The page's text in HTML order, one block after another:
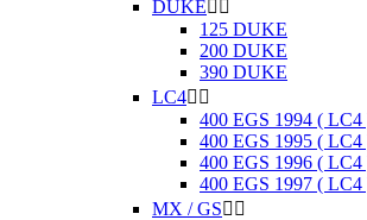
DUKE 
125 DUKE
200 DUKE
390 DUKE
LC4 
400 EGS 1994 ( LC4
400 EGS 1995 ( LC4
400 EGS 1996 ( LC4
400 EGS 1997 ( LC4
MX / GS 